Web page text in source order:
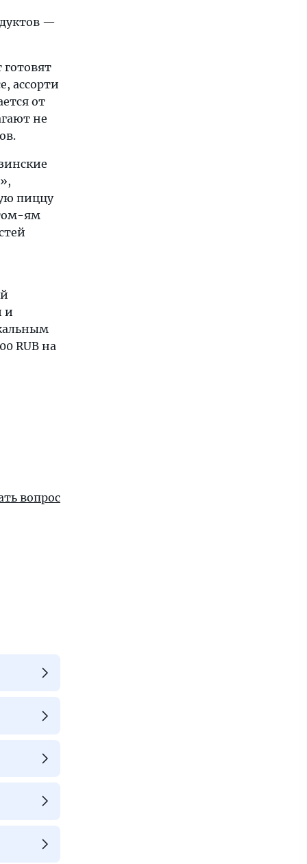
—
ассорти
от
не
пиццу
ям
и
RUB на
вопрос